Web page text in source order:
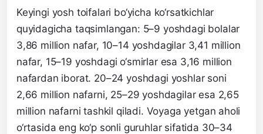
Keyingi yosh toifalari bo‘yicha ko‘rsatkichlar
quyidagicha taqsimlangan: 5–9 yoshdagi bolalar
3,86 million nafar, 10–14 yoshdagilar 3,41 million
nafar, 15–19 yoshdagi o‘smirlar esa 3,16 million
nafardan iborat. 20–24 yoshdagi yoshlar soni
2,66 million nafarni, 25–29 yoshdagilar esa 2,65
million nafarni tashkil qiladi. Voyaga yetgan aholi
o‘rtasida eng ko‘p sonli guruhlar sifatida 30–34